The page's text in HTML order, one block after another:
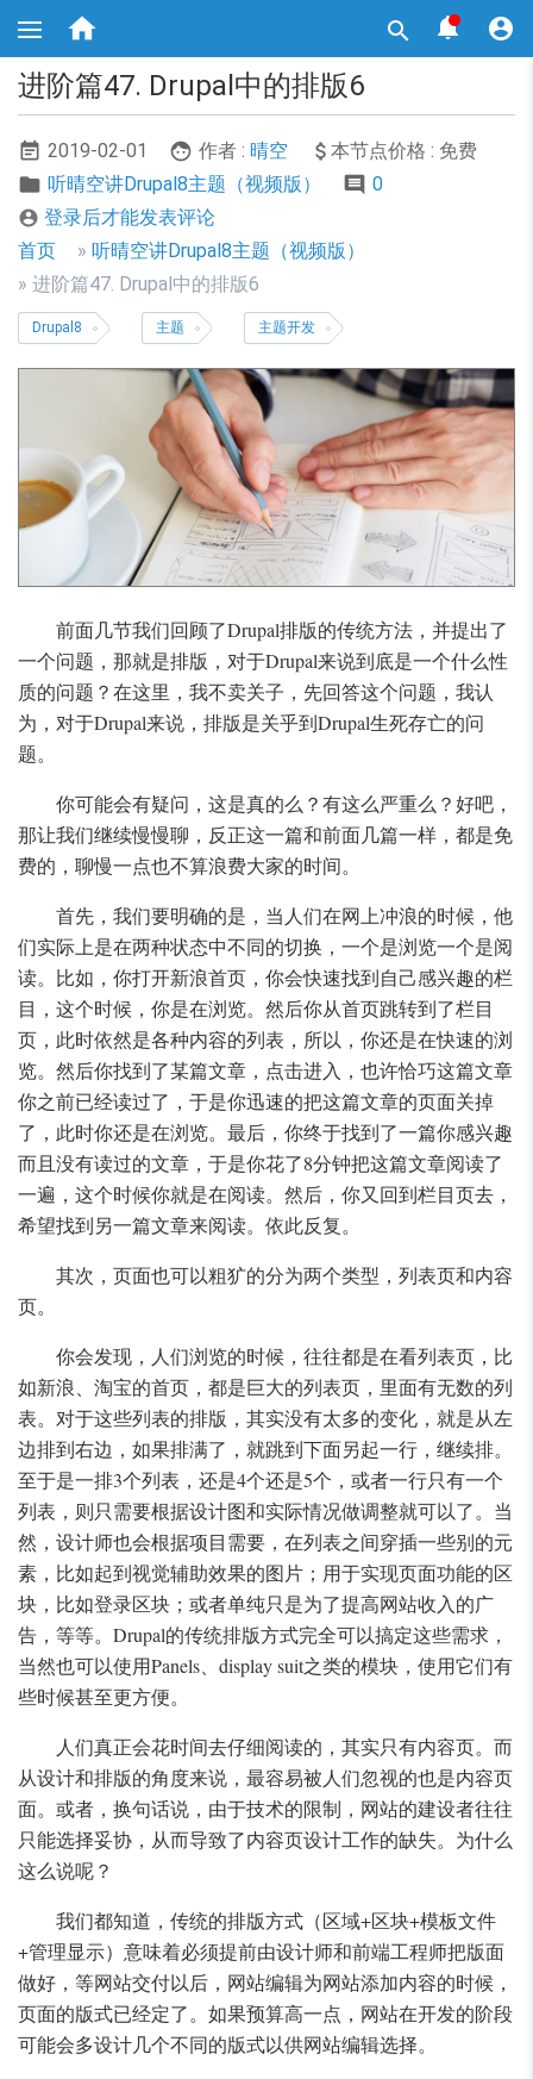
转
要
内
容
 


进阶篇47. Drupal中的排版6
2019-02-01 作者 : 晴空
本节点价格 : 免费
听晴空讲Drupal8主题（视频版）
0
 登录后才能发表评论
面
包
屑
导
首页
听晴空讲Drupal8主题（视频版）
进阶篇47. Drupal中的排版6
Drupal8 主题 主题开发
前面几节我们回顾了Drupal排版的传统方法，并提出了
一个问题，那就是排版，对于Drupal来说到底是一个什么性
质的问题？在这里，我不卖关子，先回答这个问题，我认
为，对于Drupal来说，排版是关乎到Drupal生死存亡的问
题。
你可能会有疑问，这是真的么？有这么严重么？好吧，
那让我们继续慢慢聊，反正这一篇和前面几篇一样，都是免
费的，聊慢一点也不算浪费大家的时间。
首先，我们要明确的是，当人们在网上冲浪的时候，他
们实际上是在两种状态中不同的切换，一个是浏览一个是阅
读。比如，你打开新浪首页，你会快速找到自己感兴趣的栏
目，这个时候，你是在浏览。然后你从首页跳转到了栏目
页，此时依然是各种内容的列表，所以，你还是在快速的浏
览。然后你找到了某篇文章，点击进入，也许恰巧这篇文章
你之前已经读过了，于是你迅速的把这篇文章的页面关掉
了，此时你还是在浏览。最后，你终于找到了一篇你感兴趣
而且没有读过的文章，于是你花了8分钟把这篇文章阅读了
一遍，这个时候你就是在阅读。然后，你又回到栏目页去，
希望找到另一篇文章来阅读。依此反复。
其次，页面也可以粗犷的分为两个类型，列表页和内容
页。
你会发现，人们浏览的时候，往往都是在看列表页，比
如新浪、淘宝的首页，都是巨大的列表页，里面有无数的列
表。对于这些列表的排版，其实没有太多的变化，就是从左
边排到右边，如果排满了，就跳到下面另起一行，继续排。
至于是一排3个列表，还是4个还是5个，或者一行只有一个
列表，则只需要根据设计图和实际情况做调整就可以了。当
然，设计师也会根据项目需要，在列表之间穿插一些别的元
素，比如起到视觉辅助效果的图片；用于实现页面功能的区
块，比如登录区块；或者单纯只是为了提高网站收入的广
告，等等。Drupal的传统排版方式完全可以搞定这些需求，
当然也可以使用Panels、display suit之类的模块，使用它们有
些时候甚至更方便。
人们真正会花时间去仔细阅读的，其实只有内容页。而
从设计和排版的角度来说，最容易被人们忽视的也是内容页
面。或者，换句话说，由于技术的限制，网站的建设者往往
只能选择妥协，从而导致了内容页设计工作的缺失。为什么
这么说呢？
我们都知道，传统的排版方式（区域+区块+模板文件
+管理显示）意味着必须提前由设计师和前端工程师把版面
做好，等网站交付以后，网站编辑为网站添加内容的时候，
页面的版式已经定了。如果预算高一点，网站在开发的阶段
可能会多设计几个不同的版式以供网站编辑选择。